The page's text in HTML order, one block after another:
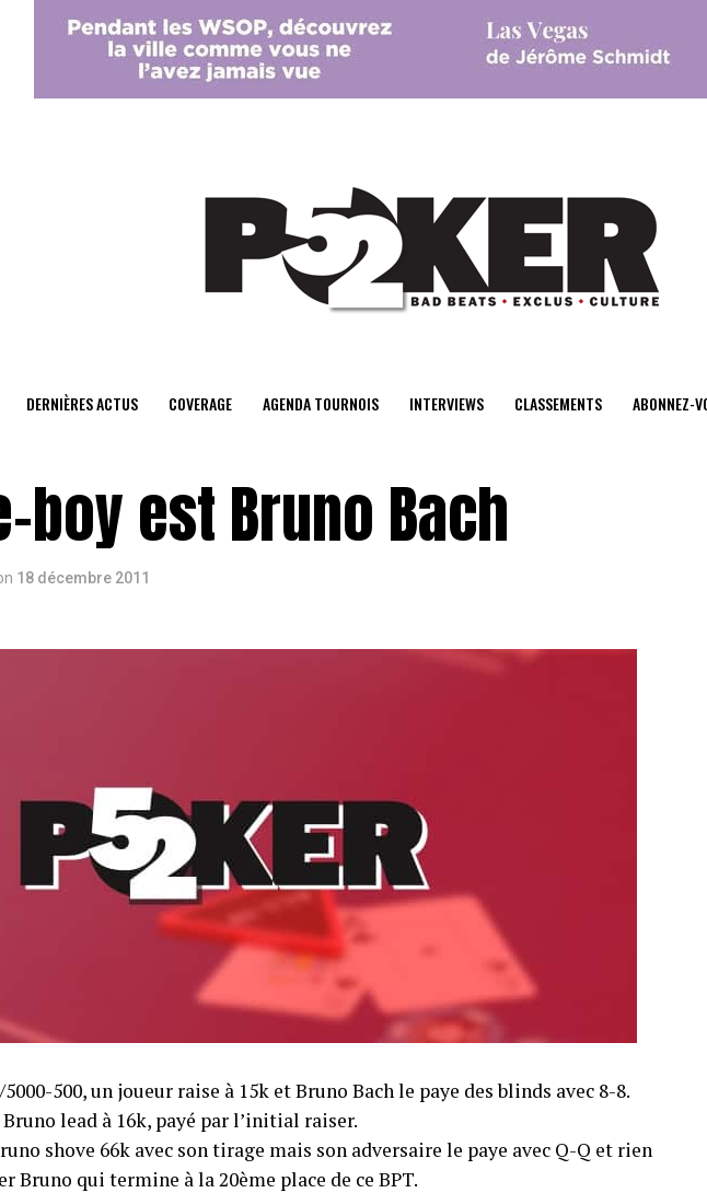
center>
DERNIÈRES ACTUS COVERAGE AGENDA TOURNOIS INTERVIEWS CLASSEMENTS ABONNEZ-
boy est Bruno Bach
18 décembre 2011
500, un joueur raise à 15k et Bruno Bach le paye des blinds avec 8-8.
Bruno lead à 16k, payé par l’initial raiser.
shove 66k avec son tirage mais son adversaire le paye avec Q-Q et rien
Bruno qui termine à la 20ème place de ce BPT.